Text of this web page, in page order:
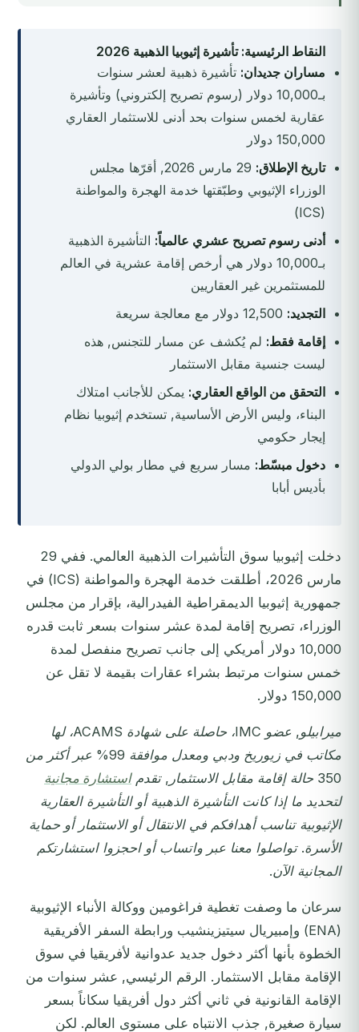
النقاط الرئيسية: تأشيرة إثيوبيا الذهبية 2026
مساران جديدان: تأشيرة ذهبية لعشر سنوات
بـ10,000 دولار (رسوم تصريح إلكتروني) وتأشيرة
عقارية لخمس سنوات بحد أدنى للاستثمار العقاري
150,000 دولار
تاريخ الإطلاق:
29 مارس 2026, أقرّها مجلس
الوزراء الإثيوبي وطبّقتها خدمة الهجرة والمواطنة
(ICS)
أدنى رسوم تصريح عشري عالمياً: التأشيرة الذهبية
بـ10,000 دولار هي أرخص إقامة عشرية في العالم
للمستثمرين غير العقاريين
التجديد:
إقامة فقط: لم يُكشف عن مسار للتجنس, هذه
ليست جنسية مقابل الاستثمار
التحقق من الواقع العقاري: يمكن للأجانب امتلاك
البناء، وليس الأرض الأساسية, تستخدم إثيوبيا نظام
إيجار حكومي
دخول مبسّط: مسار سريع في مطار بولي الدولي
بأديس أبابا
دخلت إثيوبيا سوق التأشيرات الذهبية العالمي. ففي 29
مارس 2026، أطلقت خدمة الهجرة والمواطنة (ICS) في
جمهورية إثيوبيا الديمقراطية الفيدرالية، بإقرار من مجلس
الوزراء، تصريح إقامة لمدة عشر سنوات بسعر ثابت قدره
10,000 دولار أمريكي إلى جانب تصريح منفصل لمدة
خمس سنوات مرتبط بشراء عقارات بقيمة لا تقل عن
150,000 دولار.
ميرابيلو, عضو IMC، حاصلة على شهادة ACAMS، لها
مكاتب في زيوريخ ودبي ومعدل موافقة 99% عبر أكثر من
350 حالة إقامة مقابل الاستثمار, تقدم
استشارة مجانية
لتحديد ما إذا كانت التأشيرة الذهبية أو التأشيرة العقارية
الإثيوبية تناسب أهدافكم في الانتقال أو الاستثمار أو حماية
الأسرة. تواصلوا معنا عبر واتساب أو احجزوا استشارتكم
المجانية الآن.
سرعان ما وصفت تغطية فراغومين ووكالة الأنباء الإثيوبية
(ENA) وإمبيريال سيتيزينشيب ورابطة السفر الأفريقية
الخطوة بأنها أكثر دخول جديد عدوانية لأفريقيا في سوق
الإقامة مقابل الاستثمار. الرقم الرئيسي, عشر سنوات من
الإقامة القانونية في ثاني أكثر دول أفريقيا سكاناً بسعر
سيارة صغيرة, جذب الانتباه على مستوى العالم. لكن